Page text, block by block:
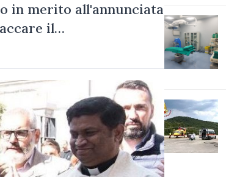
in merito all'annunciata
il…